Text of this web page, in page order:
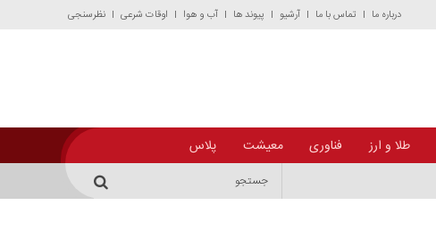
درباره ما تماس با ما آرشیو پیوند ها آب و هوا اوقات شرعی نظرسنجی
طلا و ارز فناوری معیشت پلاس